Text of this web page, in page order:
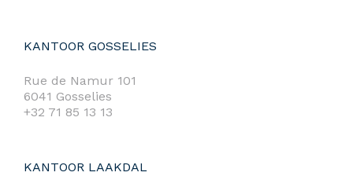
KANTOOR GOSSELIES
Rue de Namur 101
6041 Gosselies
+32 71 85 13 13
KANTOOR LAAKDAL